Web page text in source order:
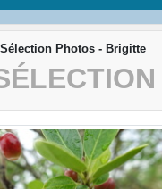
Photos - Brigitte